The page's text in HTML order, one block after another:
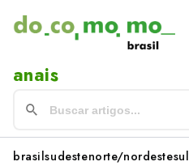
anais
brasilsudestenorte/nordestesul